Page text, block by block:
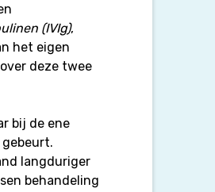
(IVIg),
het eigen
deze twee
bij de ene
langduriger
behandeling